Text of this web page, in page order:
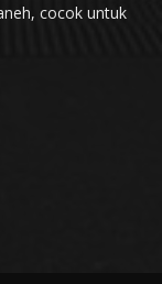
cocok untuk